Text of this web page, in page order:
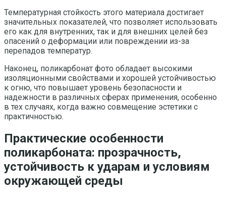
Температурная стойкость этого материала достигает
значительных показателей, что позволяет использовать
его как для внутренних, так и для внешних целей без
опасений о деформации или повреждении из-за
перепадов температур.
Наконец, поликарбонат фото обладает высокими
изоляционными свойствами и хорошей устойчивостью
к огню, что повышает уровень безопасности и
надежности в различных сферах применения, особенно
в тех случаях, когда важно совмещение эстетики с
практичностью.
Практические особенности
поликарбоната: прозрачность,
устойчивость к ударам и условиям
окружающей среды